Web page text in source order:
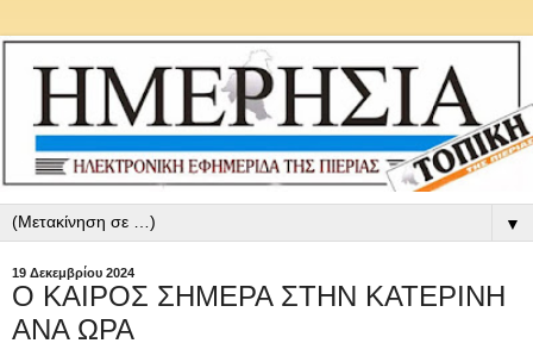
▼
19 Δεκεμβρίου 2024
Ο ΚΑΙΡΟΣ ΣΗΜΕΡΑ ΣΤΗΝ ΚΑΤΕΡΙΝΗ
ΑΝΑ ΩΡΑ